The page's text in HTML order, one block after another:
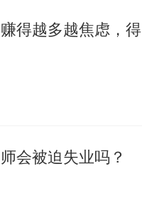
会被迫失业吗？